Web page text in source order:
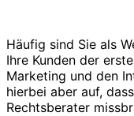
Häufig sind Sie als
Ihre Kunden der
Marketing und den
hierbei aber auf,
Rechtsberater